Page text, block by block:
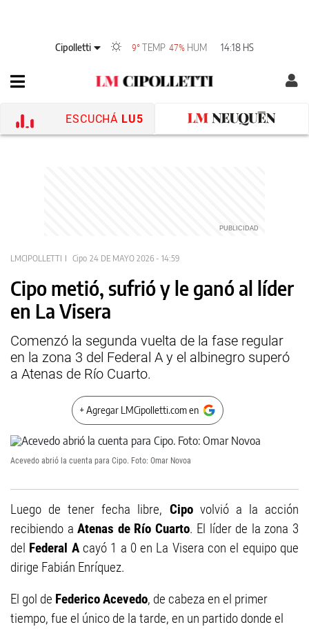
Cipolletti 9°TEMP 47% HUM 14:18 HS
ESCUCHÁ LU5
LMCIPOLLETTI Cipo 24 DE MAYO 2026 - 14:59
Cipo metió, sufrió y le ganó al líder
en La Visera
Comenzó la segunda vuelta de la fase regular
en la zona 3 del Federal A y el albinegro superó
a Atenas de Río Cuarto.
+ Agregar LMCipolletti.com en
Acevedo abrió la cuenta para Cipo. Foto: Omar Novoa
Luego de tener fecha libre, Cipo volvió a la acción
recibiendo aAtenas de Río Cuarto. El líder de la zona 3
del Federal A cayó 1 a 0 en La Visera con el equipo que
dirige Fabián Enríquez.
El gol de Federico Acevedo, de cabeza en el primer
tiempo, fue el único de la tarde, en un partido donde el